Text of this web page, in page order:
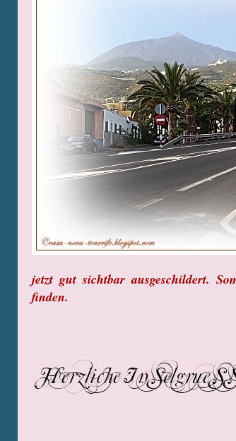
jetzt gut sichtbar ausgeschildert.
finden.